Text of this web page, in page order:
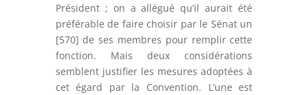
Président ; on a allégué qu’il aurait été
préférable de faire choisir par le Sénat un
[570] de ses membres pour remplir cette
fonction. Mais deux considérations
semblent justifier les mesures adoptées à
cet égard par la Convention. L’une est